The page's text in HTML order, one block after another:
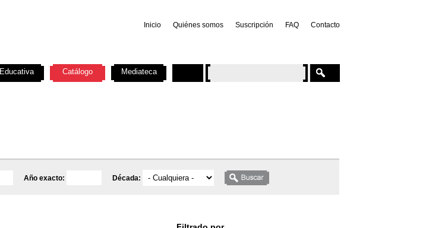
Inicio Quiénes somos Suscripción FAQ Contacto
Año exacto: Década:
Educativa Catálogo Mediateca